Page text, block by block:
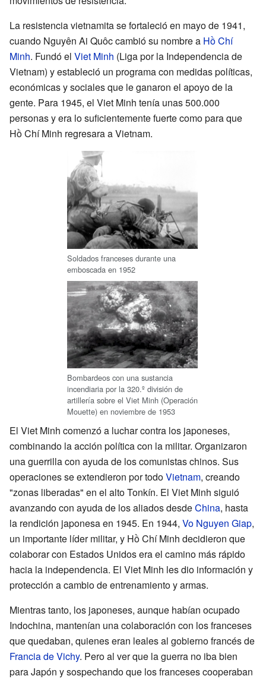
La resistencia vietnamita se fortaleció en mayo de 1941,
cuando Nguyên Ai Quôc cambió su nombre a Hồ Chí
Minh. Fundó el Viet Minh (Liga por la Independencia de
Vietnam) y estableció un programa con medidas políticas,
económicas y sociales que le ganaron el apoyo de la
gente. Para 1945, el Viet Minh tenía unas 500.000
personas y era lo suficientemente fuerte como para que
Hồ Chí Minh regresara a Vietnam.
Soldados franceses durante una
emboscada en 1952
Bombardeos con una sustancia
incendiaria por la 320.º división de
artillería sobre el Viet Minh (Operación
Mouette) en noviembre de 1953
El Viet Minh comenzó a luchar contra los japoneses,
combinando la acción política con la militar. Organizaron
una guerrilla con ayuda de los comunistas chinos. Sus
operaciones se extendieron por todoVietnam, creando
"zonas liberadas" en el alto Tonkín. El Viet Minh siguió
avanzando con ayuda de los aliados desdeChina, hasta
la rendición japonesa en 1945. En 1944, Vo Nguyen Giap,
un importante líder militar, y Hồ Chí Minh decidieron que
colaborar con Estados Unidos era el camino más rápido
hacia la independencia. El Viet Minh les dio información y
protección a cambio de entrenamiento y armas.
Mientras tanto, los japoneses, aunque habían ocupado
Indochina, mantenían una colaboración con los franceses
que quedaban, quienes eran leales al gobierno francés de
Francia de Vichy. Pero al ver que la guerra no iba bien
para Japón y sospechando que los franceses cooperaban